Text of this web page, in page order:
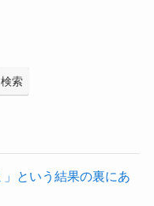
検索
という結果の裏にあ